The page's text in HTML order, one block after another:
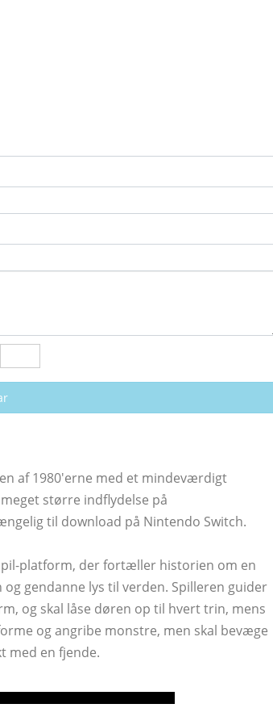
af ​​1980'erne med et mindeværdigt
større indflydelse på
til download på Nintendo Switch.
platform, der fortæller historien om en
gendanne lys til verden. Spilleren guider
og skal låse døren op til hvert trin, mens
og angribe monstre, men skal bevæge
med en fjende.